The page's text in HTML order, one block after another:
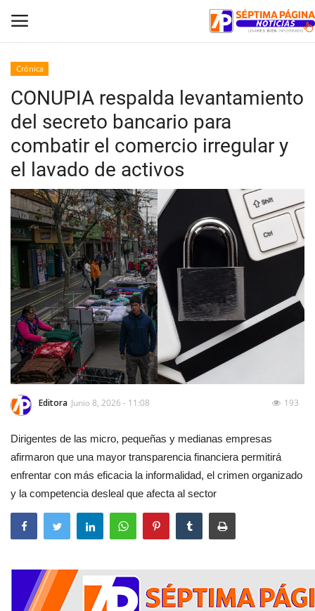
Inicio
Crónica
Policial
Tribunales
Deporte
Política
Espectáculos
Crónica
CONUPIA respalda levantamiento
del secreto bancario para
combatir el comercio irregular y
el lavado de activos
Editora Junio 8, 2026 - 11:08 193
Dirigentes de las micro, pequeñas y medianas empresas
afirmaron que una mayor transparencia financiera permitirá
enfrentar con más eficacia la informalidad, el crimen organizado
y la competencia desleal que afecta al sector